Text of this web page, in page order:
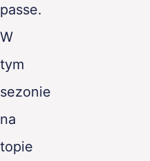
passe.
W
tym
sezonie
na
topie